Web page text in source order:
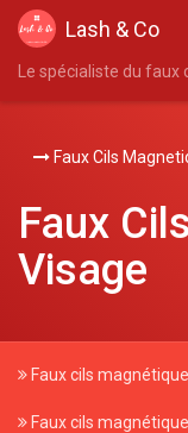
Lash & Co
Le spécialiste du
Faux Cils
Faux
Visage
Faux cils
Faux cils